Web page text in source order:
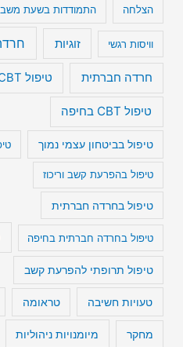
הצלחה התמודדות בשעת
וויסות רגשי זוגיות
חרדה חברתית טיפול CBT
טיפול CBT בחיפה
טיפול בביטחון עצמי נמוך
טיפול בהפרעת קשב וריכוז
טיפול בחרדה חברתית
טיפול בחרדה חברתית בחיפה
טיפול תרופתי להפרעת קשב
טעויות חשיבה טראומה
מחקר מיומנויות ניהוליות